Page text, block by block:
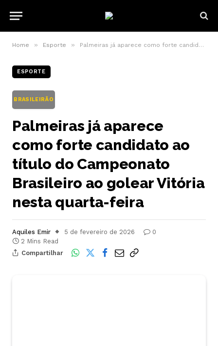
Home » Esporte » Palmeiras já aparece como forte candidato ao título do Campeonato Brasileiro ao golear Vitória nesta quarta-feira
ESPORTE
BRASILEIRÃO
Palmeiras já aparece
como forte candidato ao
título do Campeonato
Brasileiro ao golear Vitória
nesta quarta-feira
Aquiles Emir 5 de fevereiro de 2026
0
2 Mins Read
Compartilhar